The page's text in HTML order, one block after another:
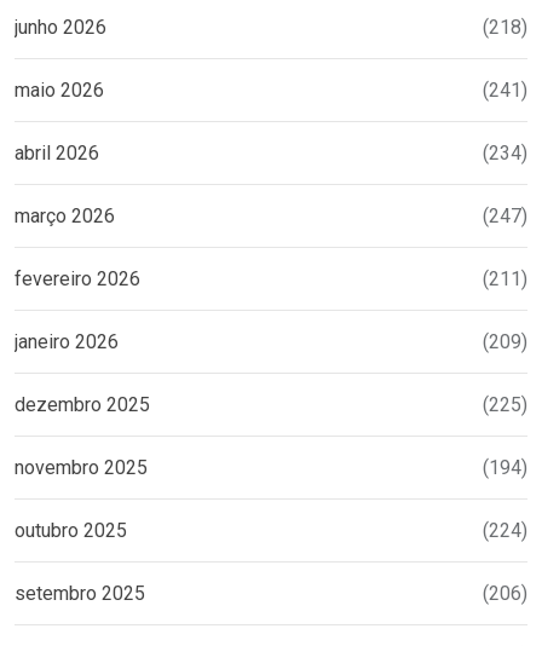
junho 2026 (218)
maio 2026 (241)
abril 2026 (234)
março 2026 (247)
fevereiro 2026 (211)
janeiro 2026 (209)
dezembro 2025 (225)
novembro 2025 (194)
outubro 2025 (224)
setembro 2025 (206)